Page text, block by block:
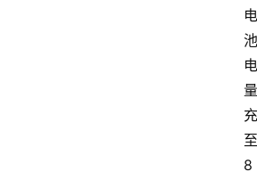
电
池
电
量
充
至
8